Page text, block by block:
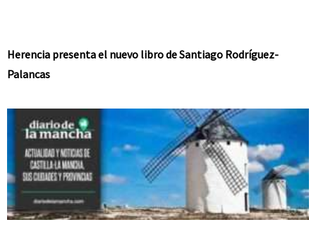
Herencia presenta el nuevo libro de Santiago Rodríguez-
Palancas